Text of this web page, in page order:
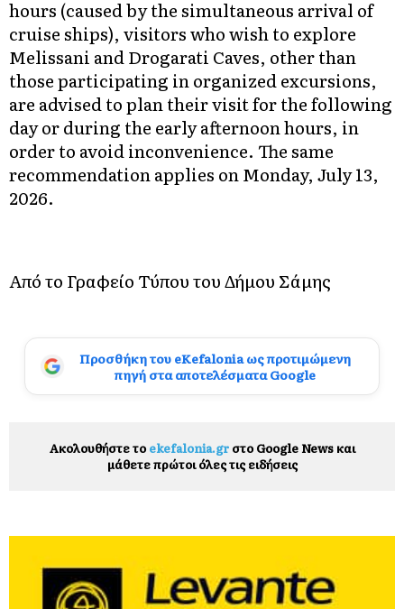
hours (caused by the simultaneous arrival of
cruise ships), visitors who wish to explore
Melissani and Drogarati Caves, other than
those participating in organized excursions,
are advised to plan their visit for the following
day or during the early afternoon hours, in
order to avoid inconvenience. The same
recommendation applies on Monday, July 13,
2026.
Από το Γραφείο Τύπου του Δήμου Σάμης
Προσθήκη του eKefalonia ως προτιμώμενη
πηγή στα αποτελέσματα Google
Ακολουθήστε το ekefalonia.grστο Google News και
μάθετε πρώτοι όλες τις ειδήσεις